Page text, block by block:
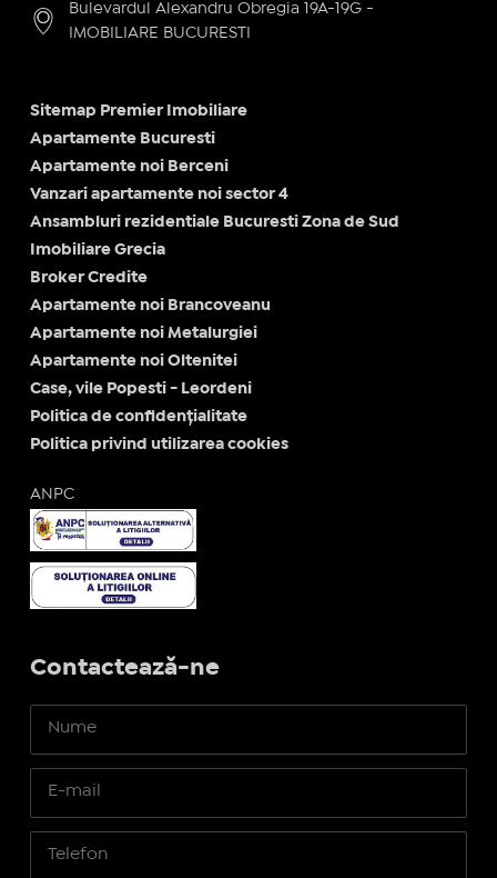
Bulevardul Alexandru Obregia 19A-19G -
IMOBILIARE BUCURESTI
Sitemap Premier Imobiliare
Apartamente Bucuresti
Apartamente noi Berceni
Vanzari apartamente noi sector 4
Ansambluri rezidentiale Bucuresti Zona de Sud
Imobiliare Grecia
Broker Credite
Apartamente noi Brancoveanu
Apartamente noi Metalurgiei
Apartamente noi Oltenitei
Case, vile Popesti - Leordeni
Politica de confidențialitate
Politica privind utilizarea cookies
ANPC
Contactează-ne